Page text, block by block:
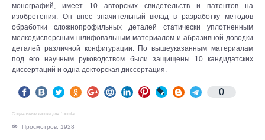
монографий, имеет 10 авторских свидетельств и патентов на
изобретения. Он внес значительный вклад в разработку методов
обработки сложнопрофильных деталей статически уплотненным
мелкодисперсным шлифовальным материалом и абразивной доводки
деталей различной конфигурации. По вышеуказанным материалам
под его научным руководством были защищены 10 кандидатских
диссертаций и одна докторская диссертация.
0
Социальные кнопки для Joomla
Просмотров: 1928